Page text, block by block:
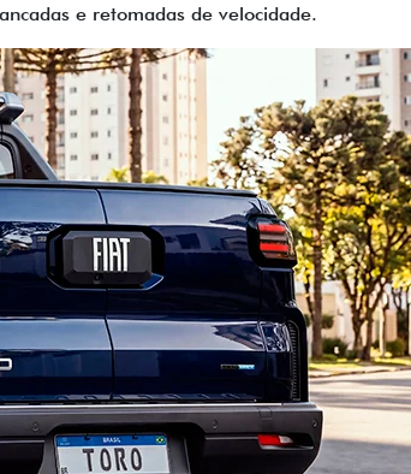
e retomadas de velocidade.